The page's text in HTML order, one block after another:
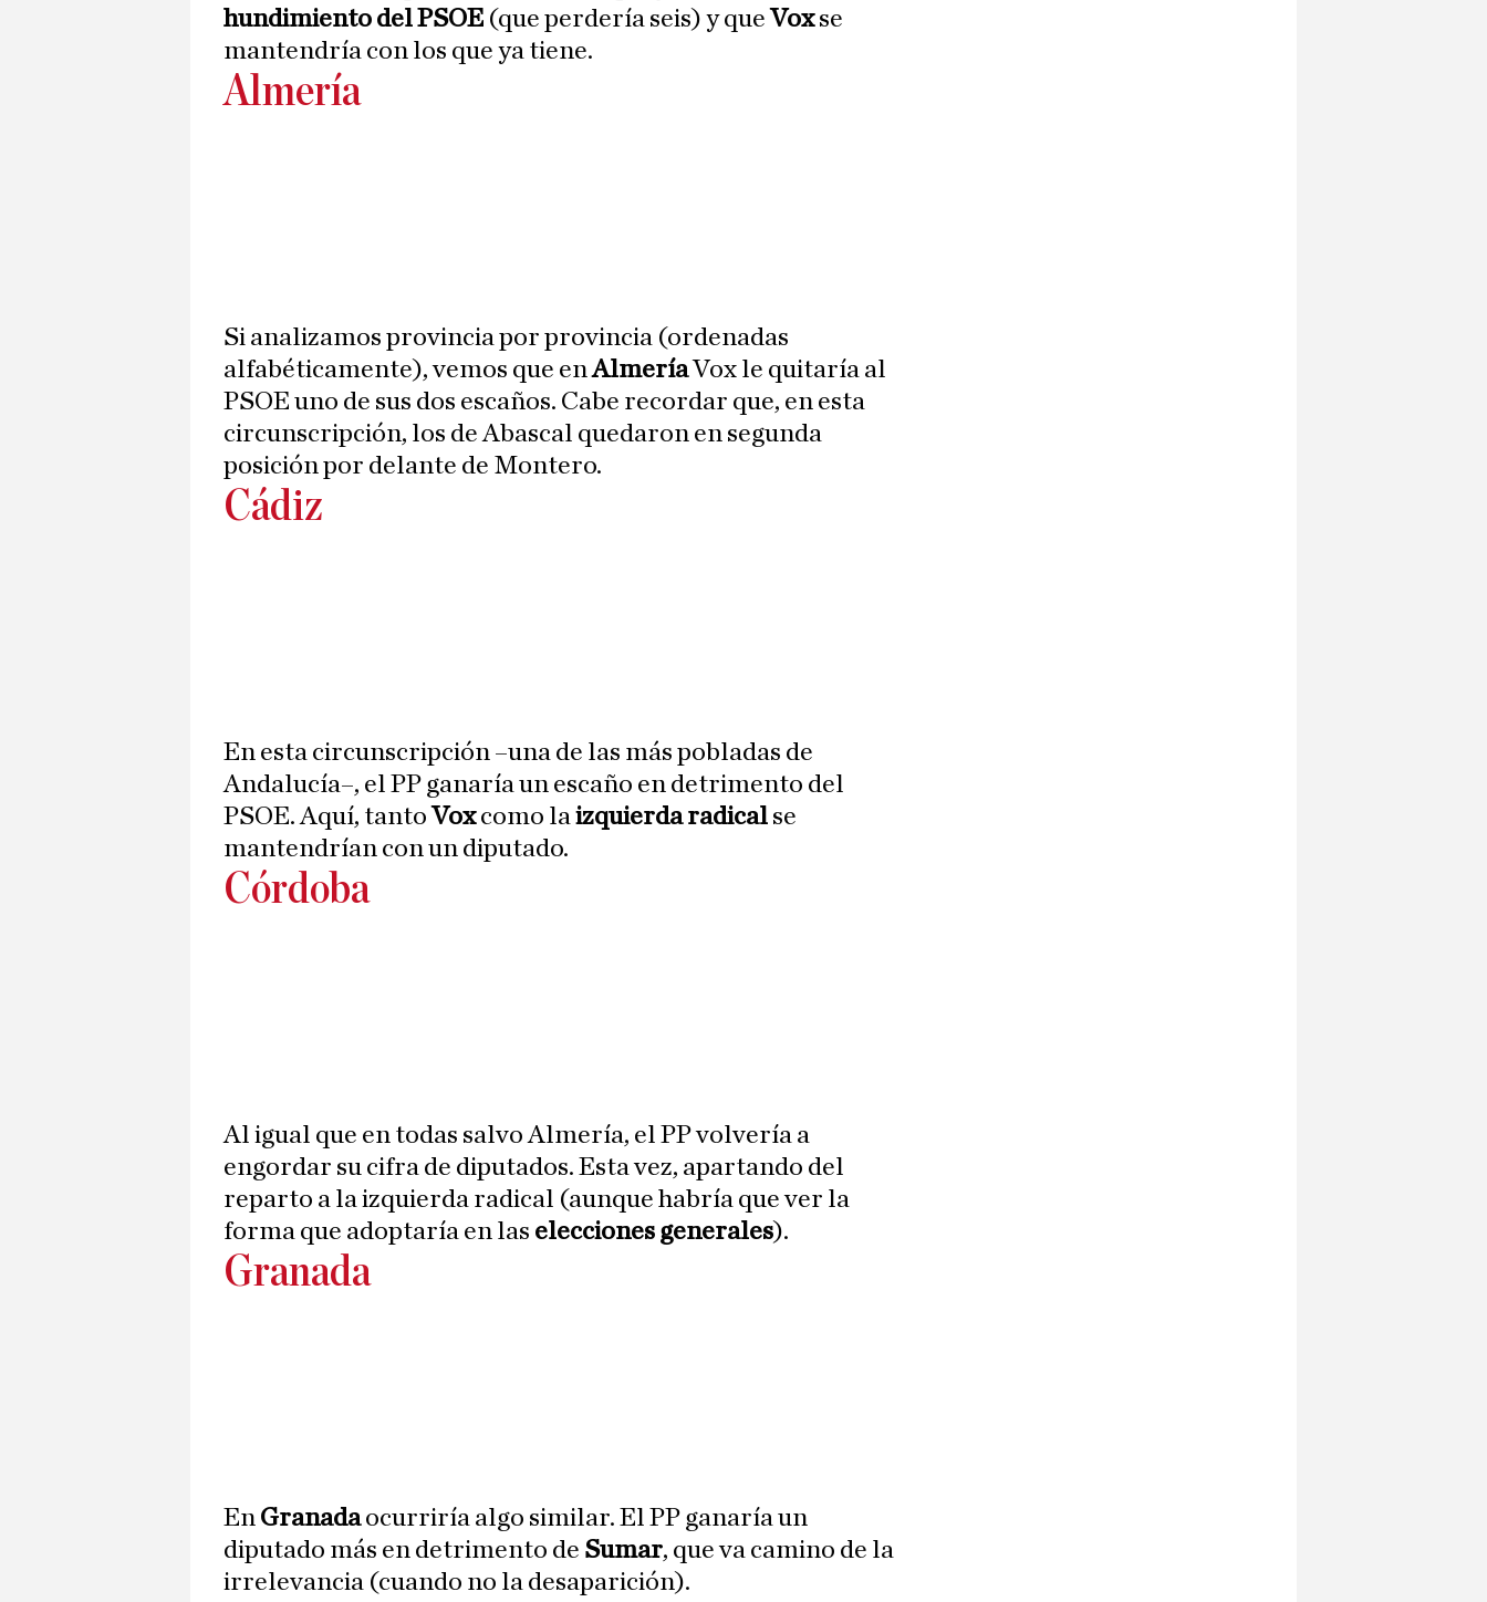
hundimiento del PSOE (que perdería seis) y queVoxse
mantendría con los que ya tiene.
Almería
Si analizamos provincia por provincia (ordenadas
alfabéticamente), vemos que enAlmeríaVox le quitaría al
PSOE uno de sus dos escaños. Cabe recordar que, en esta
circunscripción, los de Abascal quedaron en segunda
posición por delante de Montero.
Cádiz
En esta circunscripción –una de las más pobladas de
Andalucía–, el PP ganaría un escaño en detrimento del
PSOE. Aquí, tantoVoxcomo laizquierda radical se
mantendrían con un diputado.
Córdoba
Al igual que en todas salvo Almería, el PP volvería a
engordar su cifra de diputados. Esta vez, apartando del
reparto a la izquierda radical (aunque habría que ver la
forma que adoptaría en las elecciones generales).
Granada
En Granadaocurriría algo similar. El PP ganaría un
diputado más en detrimento de Sumar, que va camino de la
irrelevancia (cuando no la desaparición).